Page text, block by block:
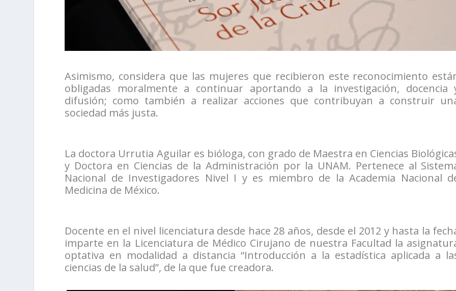
Asimismo, considera que las mujeres que recibieron este reconocimiento
obligadas moralmente a continuar aportando a la investigación, docencia
difusión; como también a realizar acciones que contribuyan a construir
sociedad más justa.
La doctora Urrutia Aguilar es bióloga, con grado de Maestra en Ciencias
y Doctora en Ciencias de la Administración por la UNAM. Pertenece al
Nacional de Investigadores Nivel I y es miembro de la Academia Nacional
Medicina de México.
Docente en el nivel licenciatura desde hace 28 años, desde el 2012 y hasta la
imparte en la Licenciatura de Médico Cirujano de nuestra Facultad la
optativa en modalidad a distancia “Introducción a la estadística aplicada a
ciencias de la salud”, de la que fue creadora.